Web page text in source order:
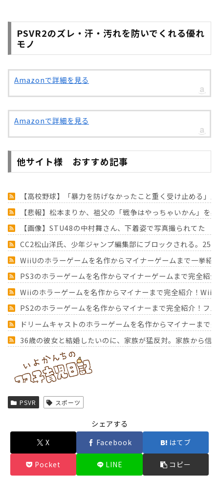
PSVR2のズレ・汗・汚れを防いでくれる優れ
モノ
Amazonで詳細を見る
Amazonで詳細を見る
他サイト様 おすすめ記事
【高校野球】「暴力を防げなかったこと重く受け止める
【悲報】松本まりか、祖父の「戦争はやっちゃいかん」を
【画像】STU48の中村舞さん、下着姿で写真撮られてた
CC2松山洋氏、少年ジャンプ編集部にブロックされる。25
WiiUのホラーゲームを名作からマイナーゲームまで一挙紹
PS3のホラーゲームを名作からマイナーゲームまで完全紹
Wiiのホラーゲームを名作からマイナーまで完全紹介！Wii
PS2のホラーゲームを名作からマイナーまで完全紹介！フ
ドリームキャストのホラーゲームを名作からマイナーまで
36歳の彼女と結婚したいのに、家族が猛反対。家族から信
Powered by livedoor 相互RSS
PSVR スポーツ
シェアする
X Facebook はてブ
Pocket LINE コピー